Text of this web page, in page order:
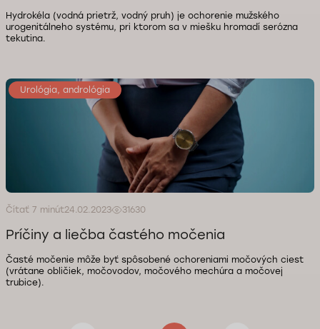
Hydrokéla (vodná prietrž, vodný pruh) je ochorenie mužského
urogenitálneho systému, pri ktorom sa v miešku hromadí serózna
tekutina.
Urológia, andrológia
Čítať 7 minút24.02.2023 31630
Príčiny a liečba častého močenia
Časté močenie môže byť spôsobené ochoreniami močových ciest
(vrátane obličiek, močovodov, močového mechúra a močovej
trubice).